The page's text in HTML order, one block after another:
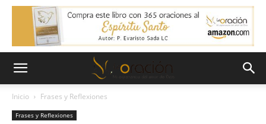
Inicio Frases y Reflexiones
Frases y Reflexiones